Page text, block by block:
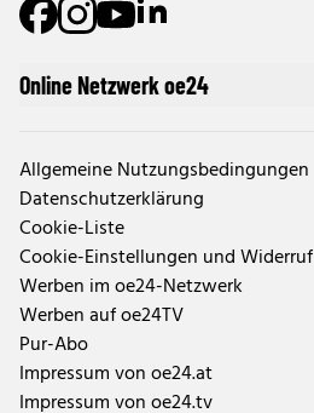
Online Netzwerk oe24
Allgemeine Nutzungsbedingungen
Datenschutzerklärung
Cookie-Liste
Cookie-Einstellungen und Widerruf
Werben im oe24-Netzwerk
Werben auf oe24TV
Pur-Abo
Impressum von oe24.at
Impressum von oe24.tv